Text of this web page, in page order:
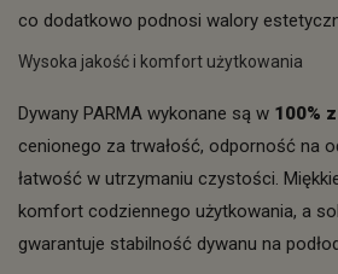
co dodatkowo podnosi walory
Wysoka jakość i komfort użytkowania
Dywany PARMA wykonane są w 100%
cenionego za trwałość, odporność na
łatwość w utrzymaniu czystości.
komfort codziennego użytkowania, a
gwarantuje stabilność dywanu na